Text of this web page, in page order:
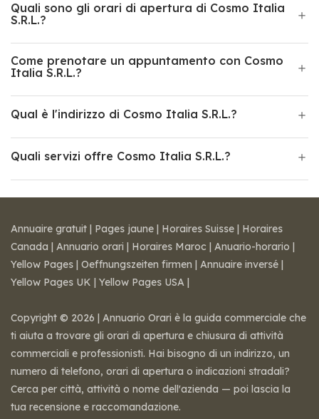
Quali sono gli orari di apertura di Cosmo Italia
S.R.L.?
Come prenotare un appuntamento con Cosmo
Italia S.R.L.?
Qual è l'indirizzo di Cosmo Italia S.R.L.?
Quali servizi offre Cosmo Italia S.R.L.?
Annuaire gratuit | Pages jaune | Horaires Suisse | Horaires
Canada | Annuario orari | Horaires Maroc | Anuario-horario |
Yellow Pages | Oeffnungszeiten firmen | Annuaire inversé |
Yellow Pages UK | Yellow Pages USA |
Copyright © 2026 | Annuario Orari è la guida commerciale che
ti aiuta a trovare gli orari di apertura e chiusura di attività
commerciali e professionisti. Hai bisogno di un indirizzo, un
numero di telefono, orari di apertura o indicazioni stradali?
Cerca per città, attività o nome dell'azienda — poi lascia la
tua recensione e raccomandazione.